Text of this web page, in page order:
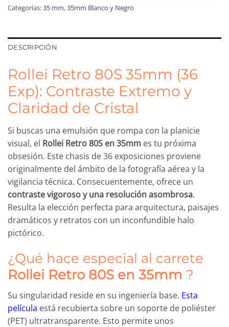
Categorías:35 mm,35mm Blanco y Negro
DESCRIPCIÓN
Rollei Retro 80S 35mm (36
Exp): Contraste Extremo y
Claridad de Cristal
Si buscas una emulsión que rompa con la planicie
visual, el Rollei Retro 80S en 35mm es tu próxima
obsesión. Este chasis de 36 exposiciones proviene
originalmente del ámbito de la fotografía aérea y la
vigilancia técnica. Consecuentemente, ofrece un
contraste vigoroso y una resolución asombrosa.
Resulta la elección perfecta para arquitectura, paisajes
dramáticos y retratos con un inconfundible halo
pictórico.
¿Qué hace especial al carrete
Rollei Retro 80S en 35mm ?
Su singularidad reside en su ingeniería base. Esta
película está recubierta sobre un soporte de poliéster
(PET) ultratransparente. Esto permite unos